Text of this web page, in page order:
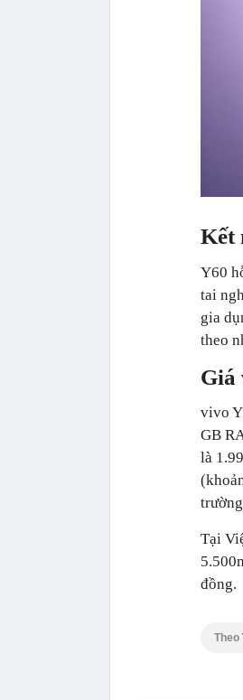
Kết
Y60
tai
gia
theo
Giá
vivo
GB
là
Tại
đồng.
Theo